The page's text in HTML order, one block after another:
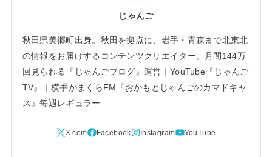
じゃんご
秋田県美郷町出身。秋田を拠点に、岩手・青森まで北東北
の情報をお届けするコンテンツクリエイター。月間144万
回見られる『じゃんごブログ』運営｜YouTube『じゃんご
TV』｜横手かまくらFM『おかもとじゃんごのカマドキャ
ス』毎週レギュラー